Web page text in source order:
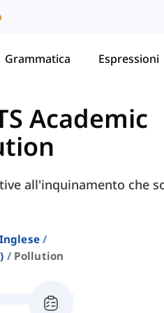
Grammatica Espressioni
Academic
all'inquinamento che
Pollution